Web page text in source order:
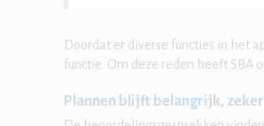
Doordat er diverse functies in het
functie. Om deze reden heeft SBA
Plannen blijft belangrijk,